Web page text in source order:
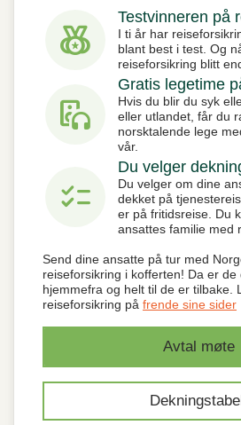
social_leaderboard
Testvinneren på
I ti år har
blant best i test. Og
reiseforsikring blitt
media_output
Gratis legetime
Hvis du blir du syk
eller utlandet, får du
norsktalende lege
vår.
checklist
Du velger
Du velger om dine
dekket på
er på fritidsreise. Du
ansattes familie med
Send dine ansatte på tur med
reiseforsikring i kofferten! Da er
hjemmefra og helt til de er tilbake.
reiseforsikring på frende sine sider
Avtal møte
Dekningstabell